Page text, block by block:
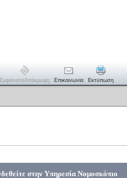
Εμφάνιση/απόκρυψη Επικοινωνία Εκτύπωση